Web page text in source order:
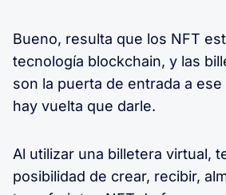
Bueno, resulta que los NFT
tecnología blockchain, y las
son la puerta de entrada a
hay vuelta que darle.
Al utilizar una billetera virtual,
posibilidad de crear, recibir,